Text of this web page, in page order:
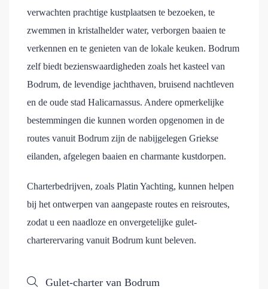
verwachten prachtige kustplaatsen te bezoeken, te
zwemmen in kristalhelder water, verborgen baaien te
verkennen en te genieten van de lokale keuken. Bodrum
zelf biedt bezienswaardigheden zoals het kasteel van
Bodrum, de levendige jachthaven, bruisend nachtleven
en de oude stad Halicarnassus. Andere opmerkelijke
bestemmingen die kunnen worden opgenomen in de
routes vanuit Bodrum zijn de nabijgelegen Griekse
eilanden, afgelegen baaien en charmante kustdorpen.
Charterbedrijven, zoals Platin Yachting, kunnen helpen
bij het ontwerpen van aangepaste routes en reisroutes,
zodat u een naadloze en onvergetelijke gulet-
charterervaring vanuit Bodrum kunt beleven.
Gulet-charter van Bodrum